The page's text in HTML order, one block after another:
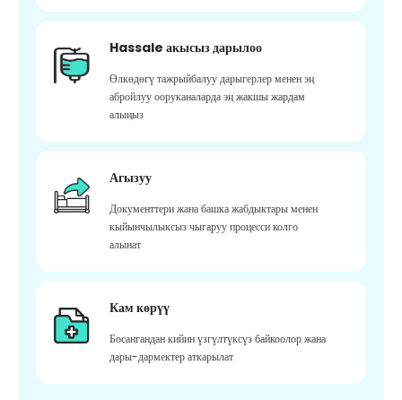
Hassale акысыз дарылоо
Өлкөдөгү тажрыйбалуу дарыгерлер менен эң
абройлуу ооруканаларда эң жакшы жардам
алыңыз
Агызуу
Документтери жана башка жабдыктары менен
кыйынчылыксыз чыгаруу процесси колго
алынат
Кам көрүү
Босангандан кийин үзгүлтүксүз байкоолор жана
дары-дармектер аткарылат